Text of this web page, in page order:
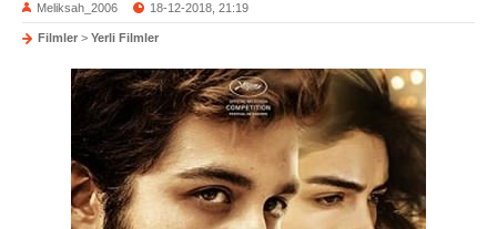
Meliksah_2006 18-12-2018, 21:19
Filmler > Yerli Filmler